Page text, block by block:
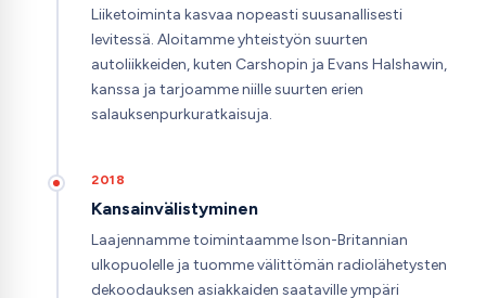
Liiketoiminta kasvaa nopeasti suusanallisesti
levitessä. Aloitamme yhteistyön suurten
autoliikkeiden, kuten Carshopin ja Evans Halshawin,
kanssa ja tarjoamme niille suurten erien
salauksenpurkuratkaisuja.
2018
Kansainvälistyminen
Laajennamme toimintaamme Ison-Britannian
ulkopuolelle ja tuomme välittömän radiolähetysten
dekoodauksen asiakkaiden saataville ympäri